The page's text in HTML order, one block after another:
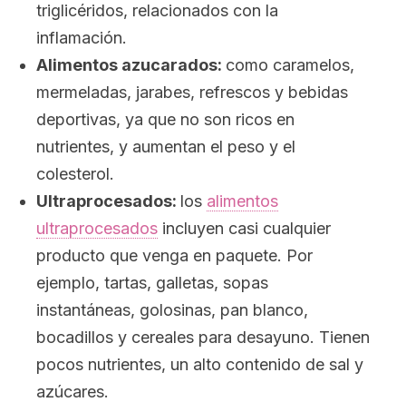
triglicéridos, relacionados con la
inflamación.
Alimentos azucarados: como caramelos,
mermeladas, jarabes, refrescos y bebidas
deportivas, ya que no son ricos en
nutrientes, y aumentan el peso y el
colesterol.
Ultraprocesados: los alimentos
ultraprocesados incluyen casi cualquier
producto que venga en paquete. Por
ejemplo, tartas, galletas, sopas
instantáneas, golosinas, pan blanco,
bocadillos y cereales para desayuno. Tienen
pocos nutrientes, un alto contenido de sal y
azúcares.